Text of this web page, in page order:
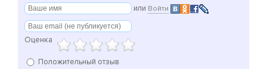
или Войти
Оценка
Положительный отзыв